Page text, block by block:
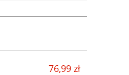
76,99 zł